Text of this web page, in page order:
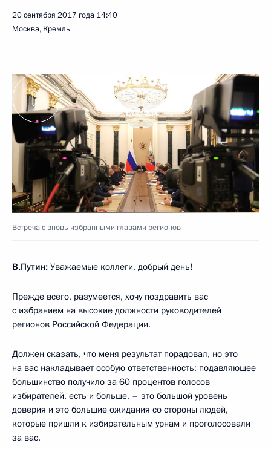
20 сентября 2017 года 14:40
Москва, Кремль
Встреча с вновь избранными главами регионов
В.Путин: Уважаемые коллеги, добрый день!
Прежде всего, разумеется, хочу поздравить вас
с избранием на высокие должности руководителей
регионов Российской Федерации.
Должен сказать, что меня результат порадовал, но это
на вас накладывает особую ответственность: подавляющее
большинство получило за 60 процентов голосов
избирателей, есть и больше, – это большой уровень
доверия и это большие ожидания со стороны людей,
которые пришли к избирательным урнам и проголосовали
за вас.